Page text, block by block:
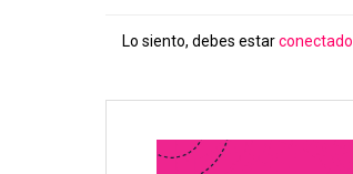
Lo siento, debes estarconectado